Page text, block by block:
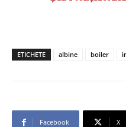
ETICHETE albine boiler
Facebook X